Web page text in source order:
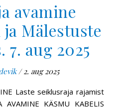
avamine
Mälestuste
7. aug 2025
/ 2. aug 2025
KÄSMU KABELIS